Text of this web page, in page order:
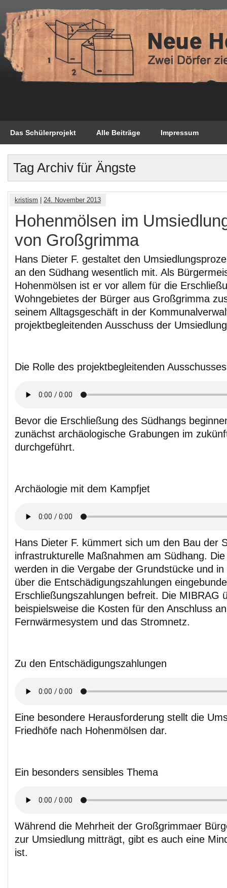
Das Schülerprojekt Alle Beiträge Impressum
Tag Archiv für Ängste
kristism 24. November 2013
Hohenmölsen im
von Großgrimma
Hans Dieter F. gestaltet den
an den Südhang wesentlich mit. Als
Hohenmölsen ist er vor allem für die
Wohngebietes der Bürger aus Großgrimma
seinem Alltagsgeschäft in der
projektbegleitenden Ausschuss der
Die Rolle des projektbegleitenden Ausschusses
Bevor die Erschließung des Südhangs
zunächst archäologische Grabungen im
durchgeführt.
Archäologie mit dem Kampfjet
Hans Dieter F. kümmert sich um den Bau der
infrastrukturelle Maßnahmen am Südhang.
werden in die Vergabe der Grundstücke und
über die Entschädigungszahlungen
Erschließungszahlungen befreit. Die MIBRAG
beispielsweise die Kosten für den Anschluss
Fernwärmesystem und das Stromnetz.
Zu den Entschädigungszahlungen
Eine besondere Herausforderung stellt die
Friedhöfe nach Hohenmölsen dar.
Ein besonders sensibles Thema
Während die Mehrheit der Großgrimmaer
zur Umsiedlung mitträgt, gibt es auch eine
ist.